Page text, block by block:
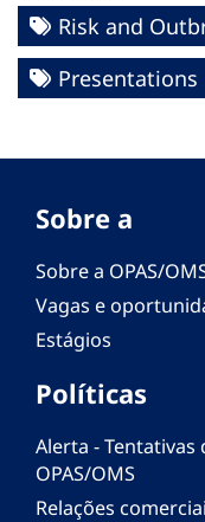
Risk and
Presentations
Sobre a
Sobre a OPAS/
Vagas e
Estágios
Políticas
Alerta -
OPAS/OMS
Relações